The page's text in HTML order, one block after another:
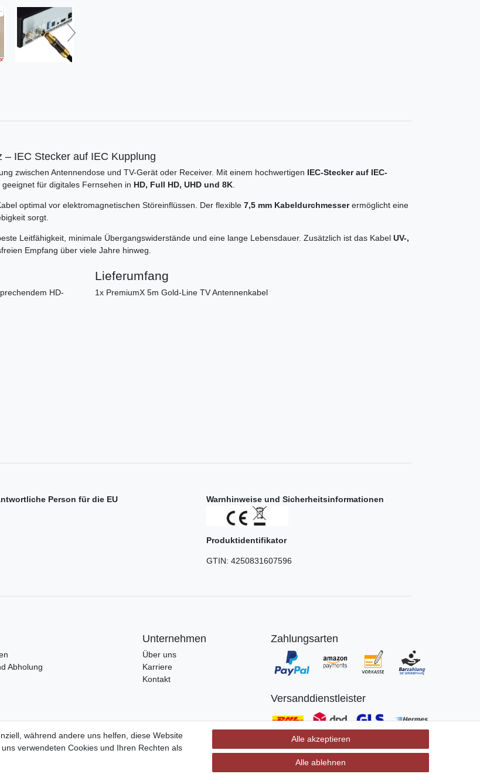
IEC Stecker auf IEC Kupplung
zwischen Antennendose und TV-Gerät oder Receiver. Mit einem hochwertigen IEC-Stecker auf IEC-
für digitales Fernsehen in HD, Full HD, UHD und 8K
optimal vor elektromagnetischen Störeinflüssen. Der flexible 7,5 mm Kabeldurchmesserermöglicht eine
sorgt.
Leitfähigkeit, minimale Übergangswiderstände und eine lange Lebensdauer. Zusätzlich ist das Kabel UV-,
Empfang über viele Jahre hinweg.
HD-
Lieferumfang
1x PremiumX 5m Gold-Line TV Antennenkabel
Person für die EU Warnhinweise und Sicherheitsinformationen
Produktidentifikator
GTIN: 4250831607596
Abholung
Unternehmen
Über uns
Karriere
Kontakt
Zahlungsarten
Versanddienstleister
während andere uns helfen, diese Website
verwendeten Cookies und Ihren Rechten als
Alle akzeptieren
Alle ablehnen